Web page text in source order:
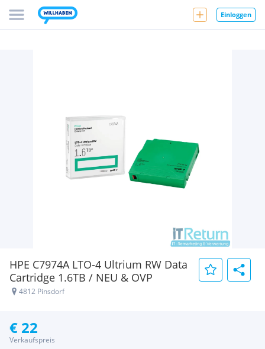
Einloggen
HPE C7974A LTO-4 Ultrium RW Data
Cartridge 1.6TB / NEU & OVP
4812 Pinsdorf
€ 22
Verkaufspreis